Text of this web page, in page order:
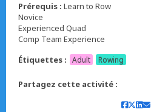
Prérequis : Learn to Row
Novice
Experienced Quad
Comp Team Experience
Étiquettes :
Adult Rowing
Partagez cette activité :